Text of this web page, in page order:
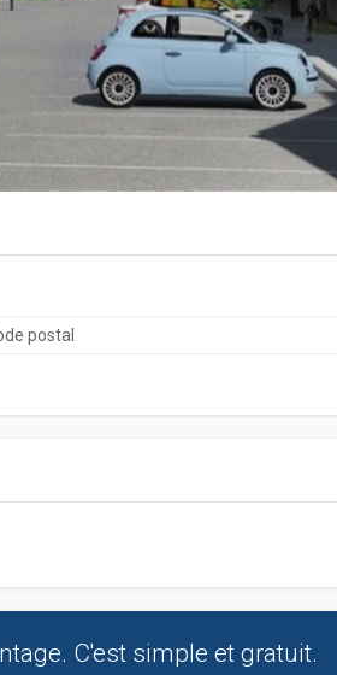
postal
C'est simple et gratuit.